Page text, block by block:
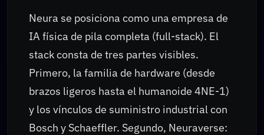
Neura se posiciona como una empresa de
IA física de pila completa (full-stack). El
stack consta de tres partes visibles.
Primero, la familia de hardware (desde
brazos ligeros hasta el humanoide 4NE-1)
y los vínculos de suministro industrial con
Bosch y Schaeffler. Segundo, Neuraverse: